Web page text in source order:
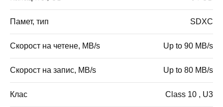
Памет, тип SDXC
Скорост на четене, MB/s Up to 90 MB/s
Скорост на запис, MB/s Up to 80 MB/s
Клас Class 10 , U3